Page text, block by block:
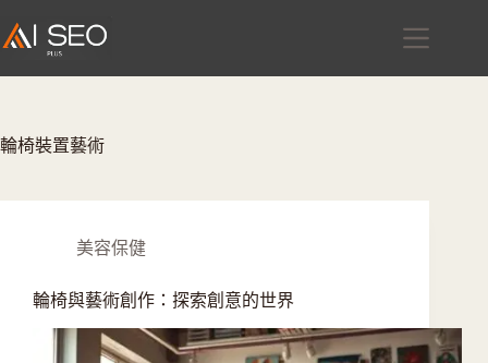
至
容
輪椅裝置藝術
美容保健
輪椅與藝術創作：探索創意的世界